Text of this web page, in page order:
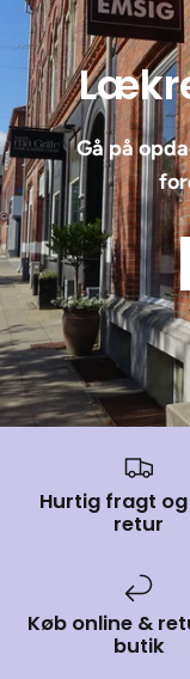
Gå på
Hurtig fragt
retur
Køb online &
butik